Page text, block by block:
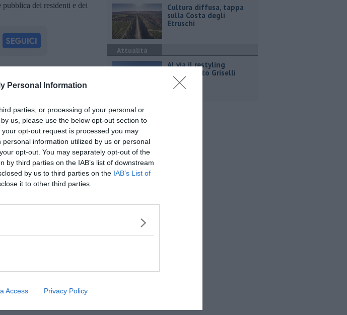
Personal Information
parties, or processing of your personal or
us, please use the below opt-out section to
opt-out request is processed you may
information utilized by us or personal
opt-out. You may separately opt-out of the
third parties on the IAB’s list of downstream
by us to third parties on the IAB’s List of
it to other third parties.
Access Privacy Policy
pubblica dei residenti e dei
- ToscanaMedia.
Cultura diffusa, tappa
sulla Costa degli
Etruschi
Attualità
Al via il restyling
dell'istituto Griselli